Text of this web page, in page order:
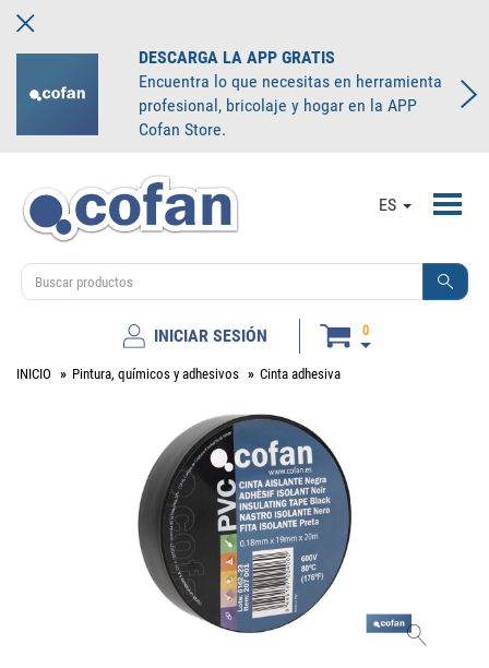
DESCARGA LA APP GRATIS
Encuentra lo que necesitas en herramienta
profesional, bricolaje y hogar en la APP
Cofan Store.
ES
INICIAR SESIÓN 0
INICIO Pintura, químicos y adhesivos Cinta adhesiva